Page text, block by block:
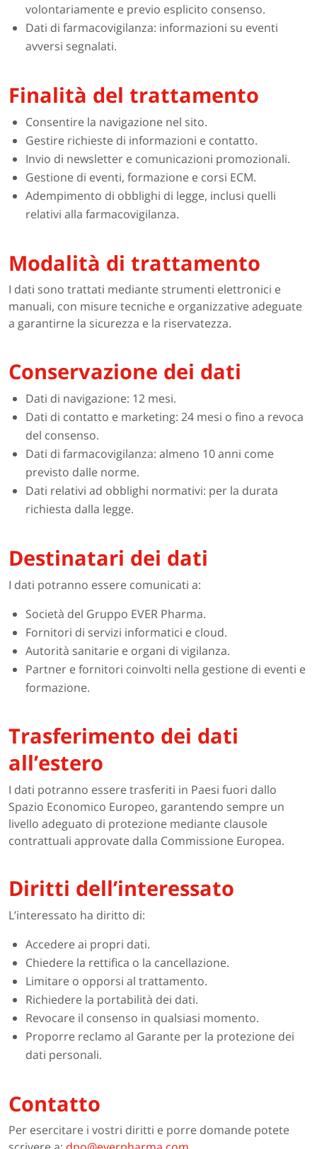
volontariamente e previo esplicito consenso.
Dati di farmacovigilanza: informazioni su eventi
avversi segnalati.
Finalità del trattamento
Consentire la navigazione nel sito.
Gestire richieste di informazioni e contatto.
Invio di newsletter e comunicazioni promozionali.
Gestione di eventi, formazione e corsi ECM.
Adempimento di obblighi di legge, inclusi quelli
relativi alla farmacovigilanza.
Modalità di trattamento
I dati sono trattati mediante strumenti elettronici e
manuali, con misure tecniche e organizzative adeguate
a garantirne la sicurezza e la riservatezza.
Conservazione dei dati
Dati di navigazione: 12 mesi.
Dati di contatto e marketing: 24 mesi o fino a revoca
del consenso.
Dati di farmacovigilanza: almeno 10 anni come
previsto dalle norme.
Dati relativi ad obblighi normativi: per la durata
richiesta dalla legge.
Destinatari dei dati
I dati potranno essere comunicati a:
Società del Gruppo EVER Pharma.
Fornitori di servizi informatici e cloud.
Autorità sanitarie e organi di vigilanza.
Partner e fornitori coinvolti nella gestione di eventi e
formazione.
Trasferimento dei dati
all’estero
I dati potranno essere trasferiti in Paesi fuori dallo
Spazio Economico Europeo, garantendo sempre un
livello adeguato di protezione mediante clausole
contrattuali approvate dalla Commissione Europea.
Diritti dell’interessato
L’interessato ha diritto di:
Accedere ai propri dati.
Chiedere la rettifica o la cancellazione.
Limitare o opporsi al trattamento.
Richiedere la portabilità dei dati.
Revocare il consenso in qualsiasi momento.
Proporre reclamo al Garante per la protezione dei
dati personali.
Contatto
Per esercitare i vostri diritti e porre domande potete